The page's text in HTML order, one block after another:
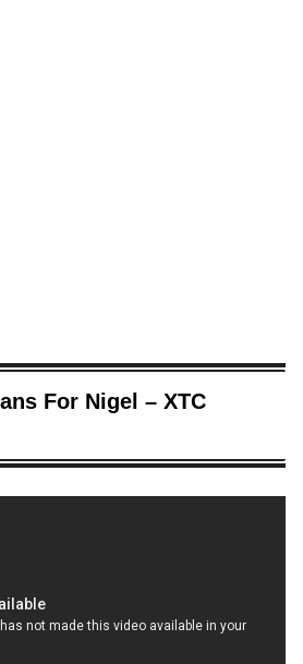
For Nigel – XTC